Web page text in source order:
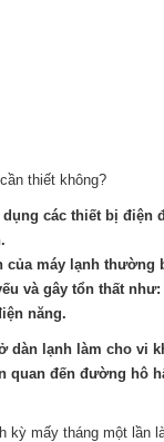
thiết không?
các thiết bị điện
của máy lạnh thường
và gây tổn thất
năng.
dàn lạnh làm cho vi
quan đến đường hô
kỳ mấy tháng một lần